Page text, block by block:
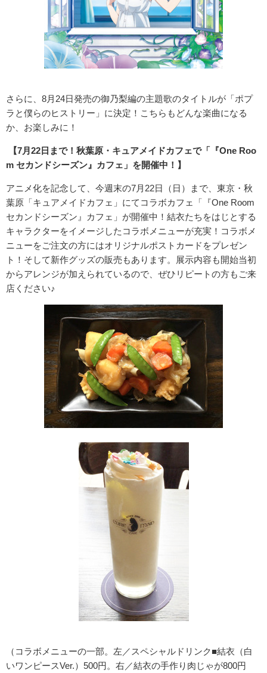
さらに、8月24日発売の御乃梨編の主題歌のタイトルが「ポプ
ラと僕らのヒストリー」に決定！こちらもどんな楽曲になる
か、お楽しみに！
【7月22日まで！秋葉原・キュアメイドカフェで「『One Roo
m セカンドシーズン』カフェ」を開催中！】
アニメ化を記念して、今週末の7月22日（日）まで、東京・秋
葉原「キュアメイドカフェ」にてコラボカフェ「『One Room
セカンドシーズン』カフェ」が開催中！結衣たちをはじとする
キャラクターをイメージしたコラボメニューが充実！コラボメ
ニューをご注文の方にはオリジナルポストカードをプレゼン
ト！そして新作グッズの販売もあります。展示内容も開始当初
からアレンジが加えられているので、ぜひリピートの方もご来
店ください♪
（コラボメニューの一部。左／スペシャルドリンク■結衣（白
いワンピースVer.）500円。右／結衣の手作り肉じゃが800円